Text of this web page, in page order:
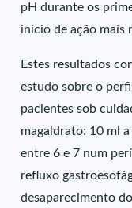
pH durante os
início de ação mais
Estes resultados
estudo sobre o
pacientes sob
magaldrato: 10 ml
entre 6 e 7 num
refluxo
desaparecimento